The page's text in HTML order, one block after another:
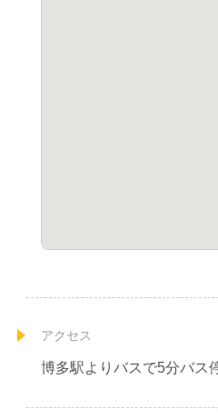
アクセス
博多駅よりバスで5分バス